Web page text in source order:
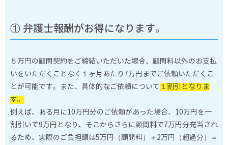
① 弁護士報酬がお得になります。
５万円の顧問契約をご締結いただいた場合、顧問料以外のお支払
いをいただくことなく１ヶ月あたり7万円までご依頼いただくこ
とが可能です。また、具体的なご依頼について １割引となりま
す。
例えば、ある月に10万円分のご依頼があった場合、10万円を一
割引いて9万円となり、そこからさらに顧問料で7万円分充当され
るため、実際のご負担額は5万円（顧問料）＋2万円（超過分）＝